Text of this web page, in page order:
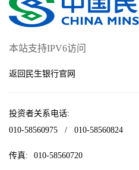
本站支持IPV6访问
返回民生银行官网
投资者关系电话:
010-58560975
/ 010-58560824
传真: 010-58560720